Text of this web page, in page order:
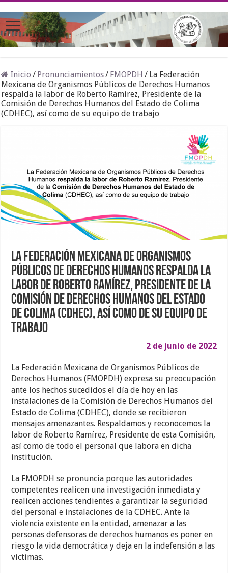
Inicio / Pronunciamientos/ FMOPDH / La Federación
Mexicana de Organismos Públicos de Derechos Humanos
respalda la labor de Roberto Ramírez, Presidente de la
Comisión de Derechos Humanos del Estado de Colima
(CDHEC), así como de su equipo de trabajo
La Federación Mexicana de Organismos
Públicos de Derechos Humanos respalda la
labor de Roberto Ramírez, Presidente de la
Comisión de Derechos Humanos del Estado
de Colima (CDHEC), así como de su equipo de
trabajo
2 de junio de 2022
La Federación Mexicana de Organismos Públicos de
Derechos Humanos (FMOPDH) expresa su preocupación
ante los hechos sucedidos el día de hoy en las
instalaciones de la Comisión de Derechos Humanos del
Estado de Colima (CDHEC), donde se recibieron
mensajes amenazantes. Respaldamos y reconocemos la
labor de Roberto Ramírez, Presidente de esta Comisión,
así como de todo el personal que labora en dicha
institución.
La FMOPDH se pronuncia porque las autoridades
competentes realicen una investigación inmediata y
realicen acciones tendientes a garantizar la seguridad
del personal e instalaciones de la CDHEC. Ante la
violencia existente en la entidad, amenazar a las
personas defensoras de derechos humanos es poner en
riesgo la vida democrática y deja en la indefensión a las
víctimas.